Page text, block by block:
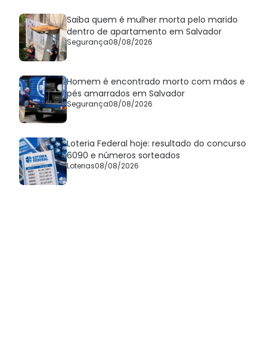
Saiba quem é mulher morta pelo marido
dentro de apartamento em Salvador
Segurança08/08/2026
Homem é encontrado morto com mãos e
pés amarrados em Salvador
Segurança08/08/2026
Loteria Federal hoje: resultado do concurso
6090 e números sorteados
Loterias08/08/2026